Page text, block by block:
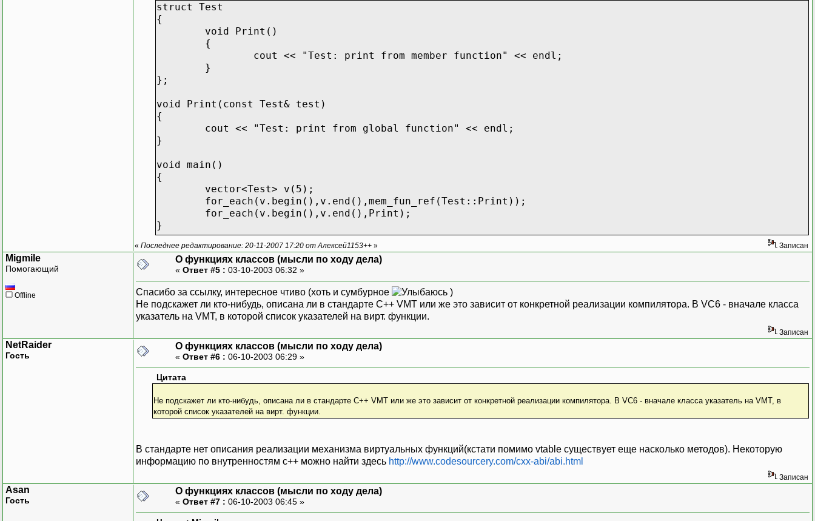
struct Test
{
void Print()
{
cout << "Test: print from member function" << endl;
}
};
void Print(const Test& test)
{
cout << "Test: print from global function" << endl;
}
void main()
{
vector<Test> v(5);
for_each(v.begin(),v.end(),mem_fun_ref(Test::Print));
for_each(v.begin(),v.end(),Print);
}
« Последнее редактирование: 20-11-2007 17:20 от Алексей1153++ » Записан
Migmile
Помогающий
Offline
О функциях классов (мысли по ходу дела)
« Ответ #5 : 03-10-2003 06:32 »
Спасибо за ссылку, интересное чтиво (хоть и сумбурное
)
Не подскажет ли кто-нибудь, описана ли в стандарте С++ VMT или же это зависит от конкретной реализации компилятора. В VC6 - вначале класса
указатель на VMT, в которой список указателей на вирт. функции.
Записан
NetRaider
Гость
О функциях классов (мысли по ходу дела)
« Ответ #6 : 06-10-2003 06:29 »
Цитата
Не подскажет ли кто-нибудь, описана ли в стандарте С++ VMT или же это зависит от конкретной реализации компилятора. В VC6 - вначале класса указатель на VMT, в
которой список указателей на вирт. функции.
В стандарте нет описания реализации механизма виртуальных функций(кстати помимо vtable существует еще насколько методов). Некоторую
информацию по внутренностям с++ можно найти здесь http://www.codesourcery.com/cxx-abi/abi.html
Записан
Asan
Гость
О функциях классов (мысли по ходу дела)
« Ответ #7 : 06-10-2003 06:45 »